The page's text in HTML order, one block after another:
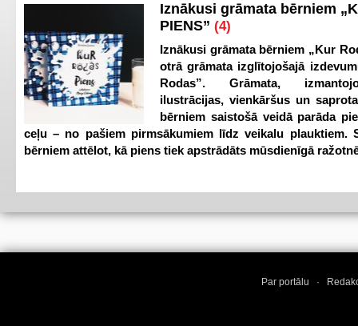
Iznākusi grāmata bērniem
PIENS” (4)
Iznākusi grāmata bērniem „Kur
otrā grāmata izglītojošajā
Rodas”. Grāmata,
ilustrācijas, vienkāršus un
bērniem saistošā veidā parāda
ceļu – no pašiem pirmsākumiem līdz veikalu plauktiem.
bērniem attēlot, kā piens tiek apstrādāts mūsdienīgā
Par portālu ·